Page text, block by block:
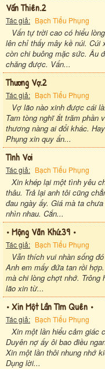
Vấn Thiên.2
Tác giả: Bạch Tiểu Phụng
Vấn tự trời cao có hiểu
lên chỉ thấy mây kề núi. Cúi
còn chi buông mặc sức. Âu
chăng được. Vấn...
Thương Vợ.2
Tác giả: Bạch Tiểu Phụng
Vợ lão nào xinh được cái
Tam tòng nghĩ ắt trăm phần
thương nàng ai đổi khác.
Phụng xin quy ẩn...
Tình Vơi
Tác giả: Bạch Tiểu Phụng
Xin khép lại một tình yêu
thâu. Trả lại anh tôi cũng
đau ngày ấy. Giá mà ta
nhìn nhau. Cắn...
• Mộng Vãn Khứ.39 •
Tác giả: Bạch Tiểu Phụng
Vẫn thích vui nhàn sống
Anh em mấy đứa tan rồi
mà chi lòng chợt nhớ. Trông
lão xin từ...
• Xin Một Lần Tìm Quên •
Tác giả: Bạch Tiểu Phụng
Xin một lần hiểu cảm giác
Duyên nợ ấy ôi bao điều
Xin một lần thôi nhung nhớ
Dụng lời...